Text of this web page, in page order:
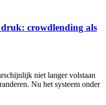
druk: crowdlending als
niet langer volstaan
Nu het systeem onder